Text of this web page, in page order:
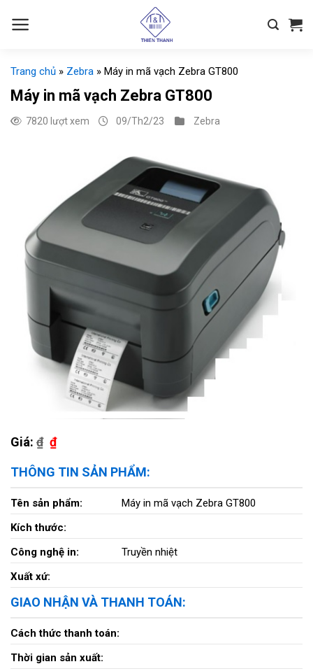
đến
Trang chủ » Zebra » Máy in mã vạch Zebra GT800
Máy in mã vạch Zebra GT800
7820 lượt xem 09/Th2/23 Zebra
Giá: ₫ ₫
THÔNG TIN SẢN PHẨM:
Tên sản phẩm:
Máy in mã vạch Zebra GT800
Kích thước:
Công nghệ in:
Truyền nhiệt
Xuất xứ:
GIAO NHẬN VÀ THANH TOÁN:
Cách thức thanh toán:
Thời gian sản xuất: